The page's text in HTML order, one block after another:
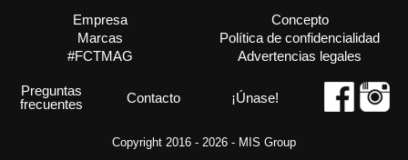
Empresa
Marcas
#FCTMAG
Concepto
Política de confidencialidad
Advertencias legales
Preguntas
frecuentes
Contacto ¡Únase!
Copyright 2016 - 2026 - MIS Group